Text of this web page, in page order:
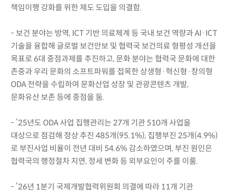
책임이행 강화를 위한 제도 도입을 의결함.
- 보건 분야는 방역, ICT 기반 의료체계 등 국내 보건 역량과 AI·ICT
기술을 융합해 글로벌 보건안보 및 협력국 보건의료 형평성 개선을
목표로 6대 중점과제를 추진하고, 문화 분야는 협력국 문화에 대한
존중과 우리 문화의 소프트파워를 접목한 상생형·혁신형·창의형
ODA 전략을 수립하여 문화산업 성장 및 관광콘텐츠 개발,
문화유산 보존 등에 중점을 둠.
- ’25년도 ODA 사업 집행관리는 27개 기관 510개 사업을
대상으로 점검해 정상 추진 485개(95.1%), 집행부진 25개(4.9%)
로 부진사업 비율이 전년 대비 54.6% 감소하였으며, 부진 원인은
협력국의 행정절차 지연, 정세 변화 등 외부요인이 주를 이룸.
- ’26년 1분기 국제개발협력위원회 의결에 따라 11개 기관